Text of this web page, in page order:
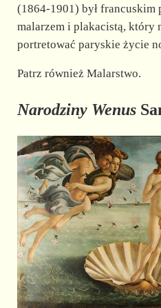
(1864-1901) był
malarzem i plakacistą, który
portretować paryskie życie
Patrz również Malarstwo.
Narodziny Wenus